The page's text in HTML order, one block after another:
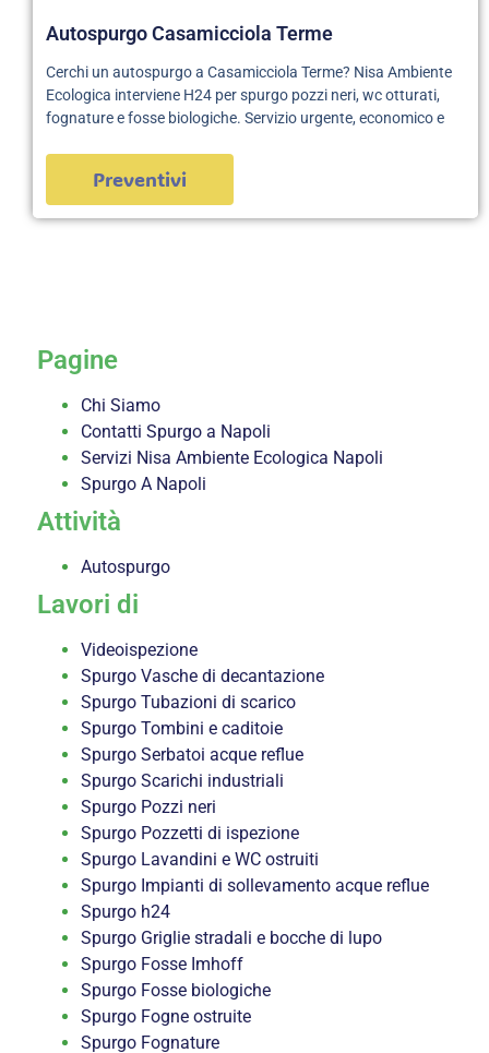
Autospurgo Casamicciola Terme
Cerchi un autospurgo a Casamicciola Terme? Nisa Ambiente
Ecologica interviene H24 per spurgo pozzi neri, wc otturati,
fognature e fosse biologiche. Servizio urgente, economico e
Preventivi
Pagine
Chi Siamo
Contatti Spurgo a Napoli
Servizi Nisa Ambiente Ecologica Napoli
Spurgo A Napoli
Attività
Autospurgo
Lavori di
Videoispezione
Spurgo Vasche di decantazione
Spurgo Tubazioni di scarico
Spurgo Tombini e caditoie
Spurgo Serbatoi acque reflue
Spurgo Scarichi industriali
Spurgo Pozzi neri
Spurgo Pozzetti di ispezione
Spurgo Lavandini e WC ostruiti
Spurgo Impianti di sollevamento acque reflue
Spurgo h24
Spurgo Griglie stradali e bocche di lupo
Spurgo Fosse Imhoff
Spurgo Fosse biologiche
Spurgo Fogne ostruite
Spurgo Fognature